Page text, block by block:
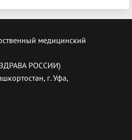
медицинский
РОССИИ)
г. Уфа,